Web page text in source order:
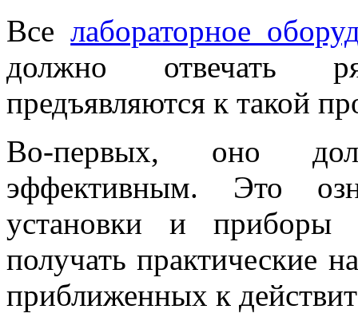
Вселабораторное
должно отвечать
предъявляются к такой
Во-первых, оно
эффективным. Это
установки и приборы
получать практические
приближенных к